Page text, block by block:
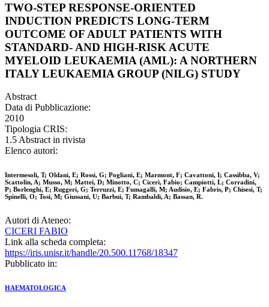
TWO-STEP RESPONSE-ORIENTED
INDUCTION PREDICTS LONG-TERM
OUTCOME OF ADULT PATIENTS WITH
STANDARD- AND HIGH-RISK ACUTE
MYELOID LEUKAEMIA (AML): A NORTHERN
ITALY LEUKAEMIA GROUP (NILG) STUDY
Abstract
Data di Pubblicazione:
2010
Tipologia CRIS:
1.5 Abstract in rivista
Elenco autori:
Intermesoli, T; Oldani, E; Rossi, G; Pogliani, E; Marmont, F; Cavattoni, I; Cassibba, V;
Scattolin, A; Musso, M; Mattei, D; Minotto, C; Ciceri, Fabio; Campiotti, L; Corradini,
P; Borlenghi, E; Ruggeri, G; Terruzzi, E; Fumagalli, M; Audisio, E; Fabris, P; Chisesi, T;
Spinelli, O; Tosi, M; Giussani, U; Barbui, T; Rambaldi, A; Bassan, R.
Autori di Ateneo:
CICERI FABIO
Link alla scheda completa:
https://iris.unisr.it/handle/20.500.11768/18347
Pubblicato in:
HAEMATOLOGICA